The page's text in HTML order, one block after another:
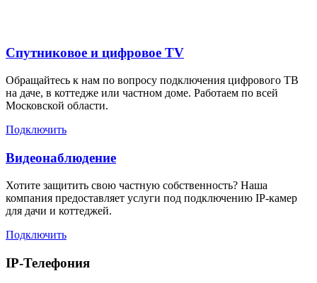
Спутниковое и цифровое TV
Обращайтесь к нам по вопросу подключения цифрового ТВ
на даче, в коттедже или частном доме. Работаем по всей
Московской области.
Подключить
Видеонаблюдение
Хотите защитить свою частную собственность? Наша
компания предоставляет услуги под подключению IP-камер
для дачи и коттеджей.
Подключить
IP-Телефония